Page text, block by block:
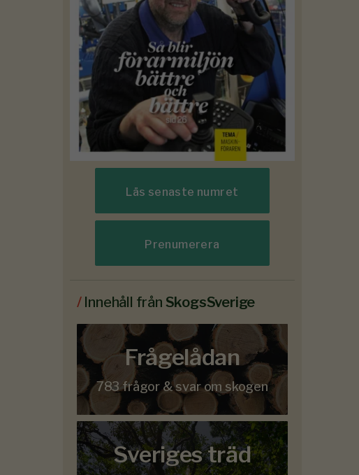
Läs senaste numret
Prenumerera
/ Innehåll från SkogsSverige
Frågelådan
783 frågor & svar om skogen
Sveriges träd